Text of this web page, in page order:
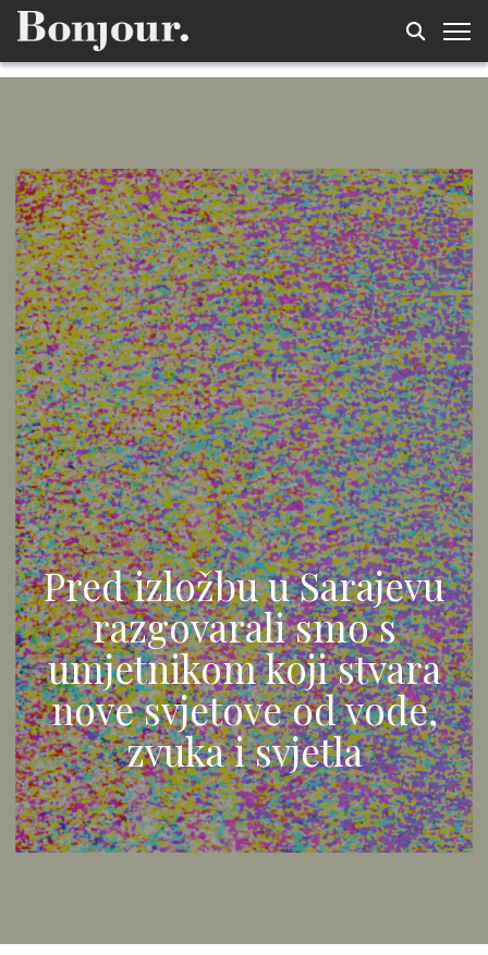
Pred izložbu u Sarajevu
razgovarali smo s
umjetnikom koji stvara
nove svjetove od vode,
zvuka i svjetla